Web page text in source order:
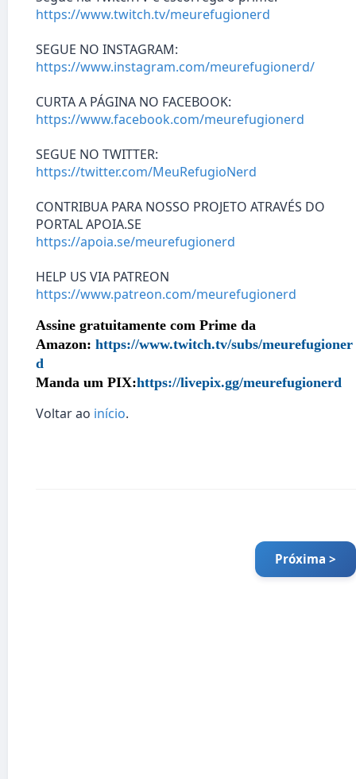
https://www.twitch.tv/meurefugionerd
SEGUE NO INSTAGRAM:
https://www.instagram.com/meurefugionerd/
CURTA A PÁGINA NO FACEBOOK:
https://www.facebook.com/meurefugionerd
SEGUE NO TWITTER:
https://twitter.com/MeuRefugioNerd
CONTRIBUA PARA NOSSO PROJETO ATRAVÉS DO
PORTAL APOIA.SE
https://apoia.se/meurefugionerd
HELP US VIA PATREON
https://www.patreon.com/meurefugionerd
Assine gratuitamente com Prime da
Amazon: https://www.twitch.tv/subs/meurefugioner
d
Manda um PIX:https://livepix.gg/meurefugionerd
Voltar ao início.
Próxima >